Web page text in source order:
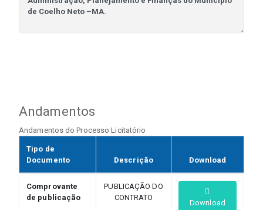
Andamentos
Andamentos do Processo Licitatório
Tipo de
Documento
Descrição Download
Comprovante
de publicação
PUBLICAÇÃO DO
CONTRATO
Download